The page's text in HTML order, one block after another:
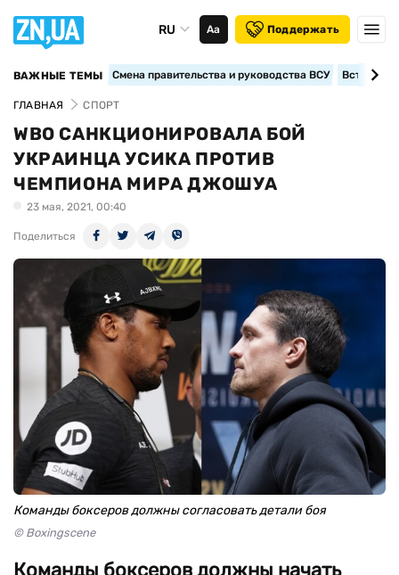
RU Аа Поддержать
ВАЖНЫЕ ТЕМЫ Смена правительства и руководства ВСУ
ГЛАВНАЯ СПОРТ
WBO САНКЦИОНИРОВАЛА БОЙ
УКРАИНЦА УСИКА ПРОТИВ
ЧЕМПИОНА МИРА ДЖОШУА
23 мая, 2021, 00:40
Поделиться
Команды боксеров должны согласовать детали боя
© Boxingscene